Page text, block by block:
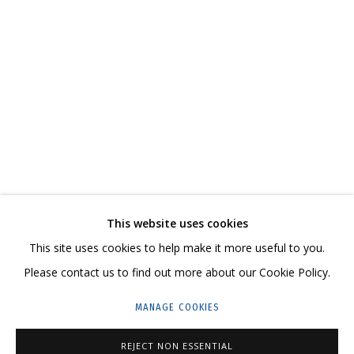
СВЯЖИТЕСЬ С НАМИ:
+7 (495) 635-02-35
HELLO@GRIDCHINHALL.COM
ПОДПИШИТЕСЬ НА ОБНОВЛЕНИЯ
143422, РОССИЯ, МОСКОВСКАЯ ОБЛАСТЬ,
This website uses cookies
This site uses cookies to help make it more useful to you.
Please contact us to find out more about our Cookie Policy.
MANAGE COOKIES
REJECT NON ESSENTIAL